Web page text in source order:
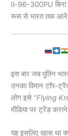
Il-96-300PU
रूस से भारत तक आने
इस बार जब पुतिन
उनका विमान टॉप-
लोग इसे “Flying
मीडिया पर ट्रेंड
यह इसलिए खास था